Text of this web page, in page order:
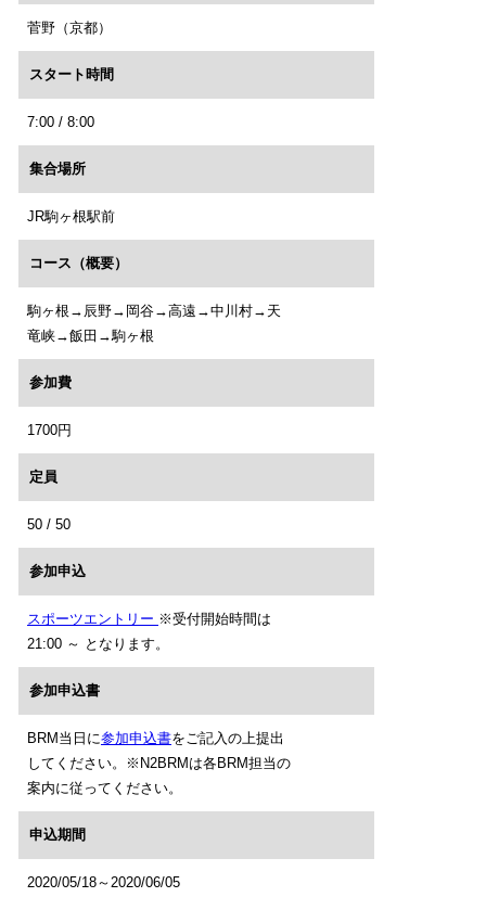
菅野（京都）
スタート時間
7:00 / 8:00
集合場所
JR駒ヶ根駅前
コース（概要）
駒ヶ根→辰野→岡谷→高遠→中川村→天
竜峡→飯田→駒ヶ根
参加費
1700円
定員
50 / 50
参加申込
スポーツエントリー ※受付開始時間は
21:00 ～ となります。
参加申込書
BRM当日に参加申込書をご記入の上提出
してください。※N2BRMは各BRM担当の
案内に従ってください。
申込期間
2020/05/18～2020/06/05